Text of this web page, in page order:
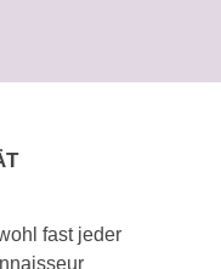
fast jeder